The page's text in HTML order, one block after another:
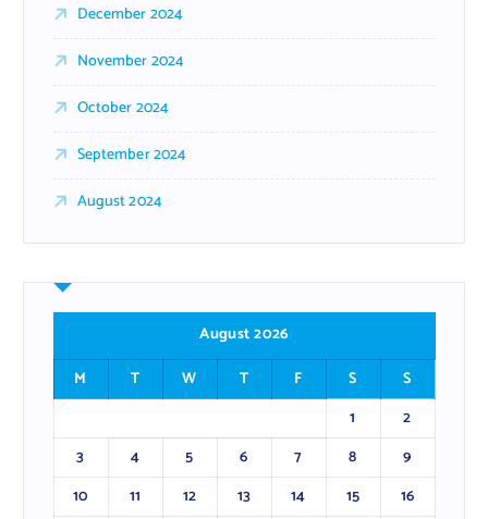
December 2024
November 2024
October 2024
September 2024
August 2024
August 2026
M
T W T F S
S
1
2
3
4 5 6 7 8
9
10
11 12 13 14 15
16